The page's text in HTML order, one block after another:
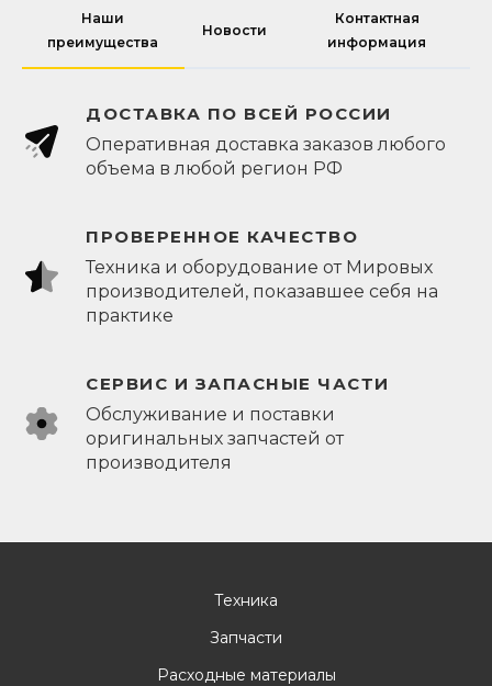
Наши
преимущества
Новости
Контактная
информация
ДОСТАВКА ПО ВСЕЙ РОССИИ
Оперативная доставка заказов любого
объема в любой регион РФ
ПРОВЕРЕННОЕ КАЧЕСТВО
Техника и оборудование от Мировых
производителей, показавшее себя на
практике
СЕРВИС И ЗАПАСНЫЕ ЧАСТИ
Обслуживание и поставки
оригинальных запчастей от
производителя
Техника
Запчасти
Расходные материалы